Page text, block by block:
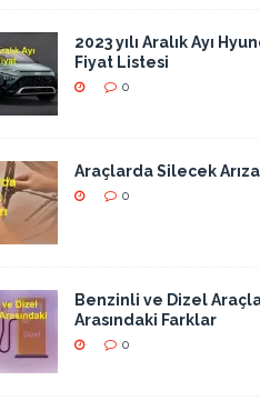
2023 yılı Aralık Ayı
Fiyat Listesi
0
Araçlarda Silecek
0
Benzinli ve Dizel
Arasındaki Farklar
0